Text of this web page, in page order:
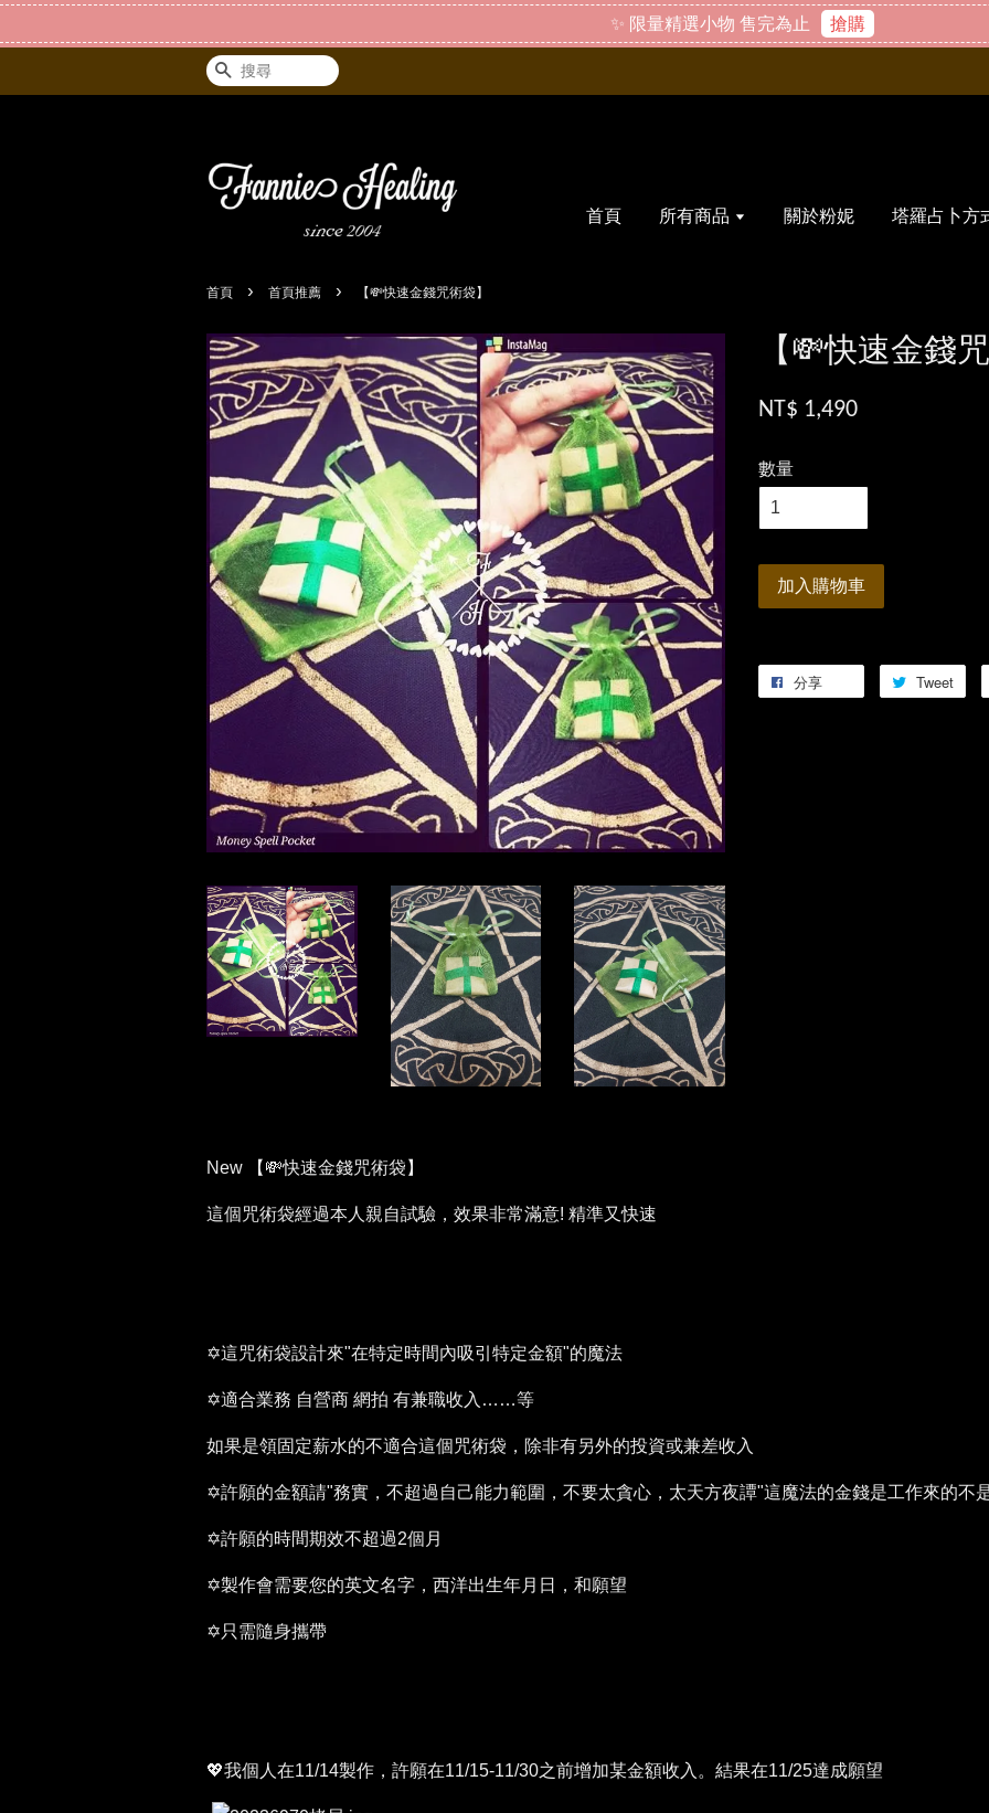
✨ 限量精選小物 售完為止 搶購
搜尋
首頁 所有商品 關於粉妮 塔羅占卜方
首頁 › 首頁推薦 › 【💸快速金錢咒術袋】
【💸快速金錢
NT$ 1,490
數量
加入購物車
分享 Tweet
New 【💸快速金錢咒術袋】
這個咒術袋經過本人親自試驗，效果非常滿意! 精準又快速
✡這咒術袋設計來"在特定時間內吸引特定金額"的魔法
✡適合業務 自營商 網拍 有兼職收入……等
如果是領固定薪水的不適合這個咒術袋，除非有另外的投資或兼差收入
✡許願的金額請"務實，不超過自己能力範圍，不要太貪心，太天方夜譚"這魔法的金錢是工作來的不
✡許願的時間期效不超過2個月
✡製作會需要您的英文名字，西洋出生年月日，和願望
✡只需隨身攜帶
💖我個人在11/14製作，許願在11/15-11/30之前增加某金額收入。結果在11/25達成願望